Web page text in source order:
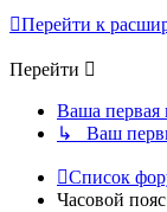
Перейти к
Перейти
Ваша первая
↳ Ваш
Список
Часовой